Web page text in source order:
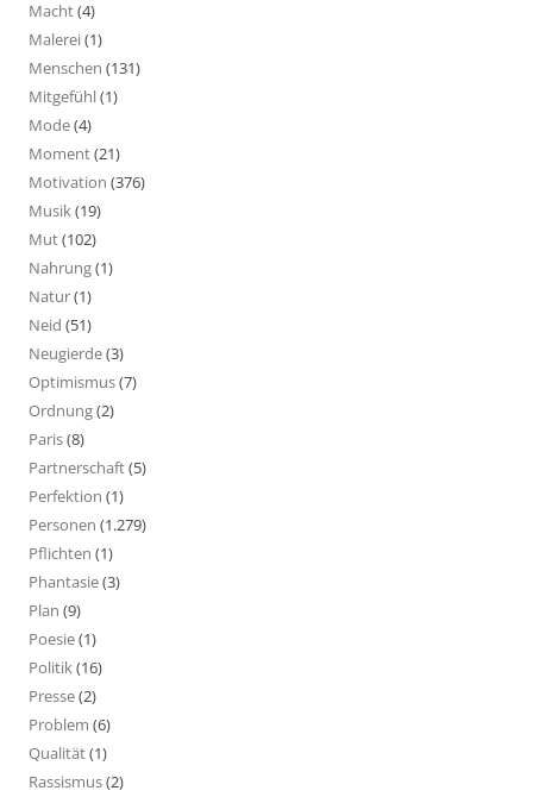
Macht(4)
Malerei(1)
Menschen (131)
Mitgefühl(1)
Mode(4)
Moment(21)
Motivation (376)
Musik(19)
Mut(102)
Nahrung(1)
Natur(1)
Neid (51)
Neugierde(3)
Optimismus(7)
Ordnung(2)
Paris(8)
Partnerschaft(5)
Perfektion (1)
Personen (1.279)
Pflichten (1)
Phantasie(3)
Plan (9)
Poesie(1)
Politik(16)
Presse(2)
Problem (6)
Qualität(1)
Rassismus(2)